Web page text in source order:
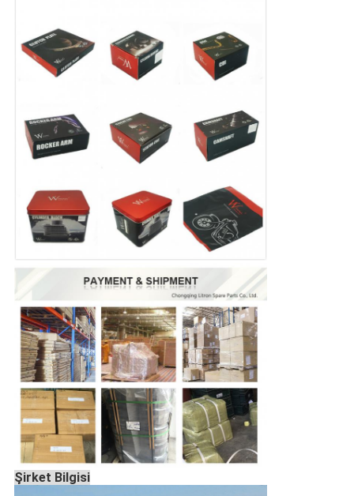
Şirket Bilgisi